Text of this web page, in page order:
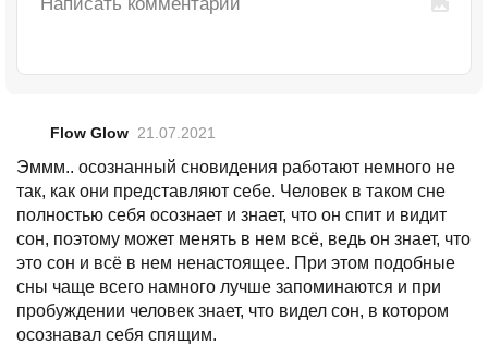
Flow Glow 21.07.2021
Эммм.. осознанный сновидения работают немного не
так, как они представляют себе. Человек в таком сне
полностью себя осознает и знает, что он спит и видит
сон, поэтому может менять в нем всё, ведь он знает, что
это сон и всё в нем ненастоящее. При этом подобные
сны чаще всего намного лучше запоминаются и при
пробуждении человек знает, что видел сон, в котором
осознавал себя спящим.